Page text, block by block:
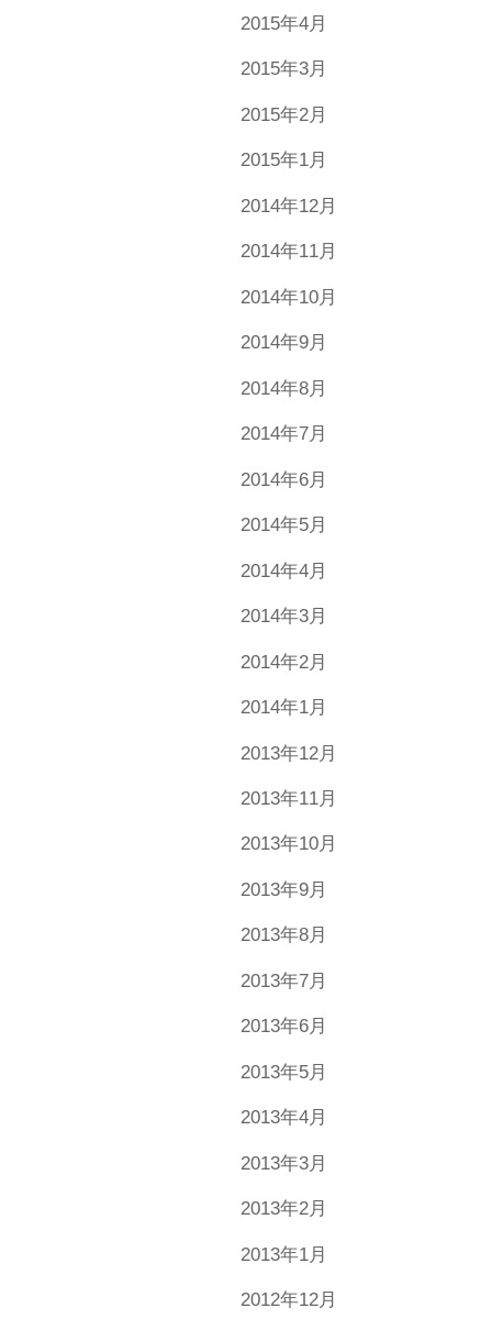
2015年4月
2015年3月
2015年2月
2015年1月
2014年12月
2014年11月
2014年10月
2014年9月
2014年8月
2014年7月
2014年6月
2014年5月
2014年4月
2014年3月
2014年2月
2014年1月
2013年12月
2013年11月
2013年10月
2013年9月
2013年8月
2013年7月
2013年6月
2013年5月
2013年4月
2013年3月
2013年2月
2013年1月
2012年12月